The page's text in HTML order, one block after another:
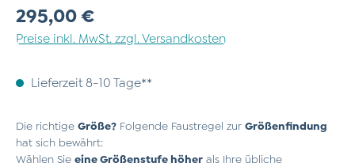
Regulärer Preis:
295,00 €
Preise inkl. MwSt. zzgl. Versandkosten
Lieferzeit 8-10 Tage**
Die richtige Größe? Folgende Faustregel zur Größenfindung
hat sich bewährt:
Wählen Sie eine Größenstufe höher als Ihre übliche